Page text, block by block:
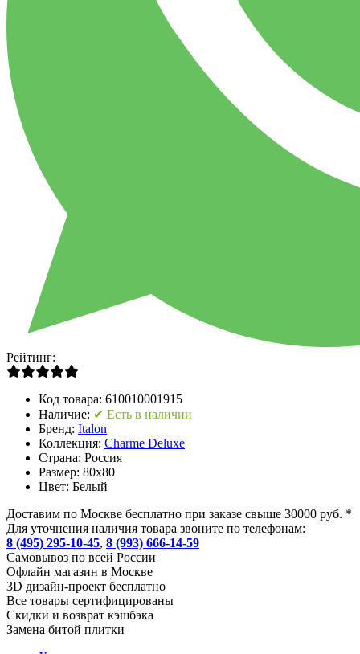
Рейтинг:
Код товара: 610010001915
Наличие: ✔ Есть в наличии
Бренд: Italon
Коллекция: Charme Deluxe
Страна: Россия
Размер: 80x80
Цвет: Белый
Доставим по Москве бесплатно при заказе свыше 30000 руб. *
Для уточнения наличия товара звоните по телефонам:
8 (495) 295-10-45, 8 (993) 666-14-59
Cамовывоз по всей России
Офлайн магазин в Москве
3D дизайн-проект бесплатно
Все товары сертифицированы
Скидки и возврат кэшбэка
Замена битой плитки